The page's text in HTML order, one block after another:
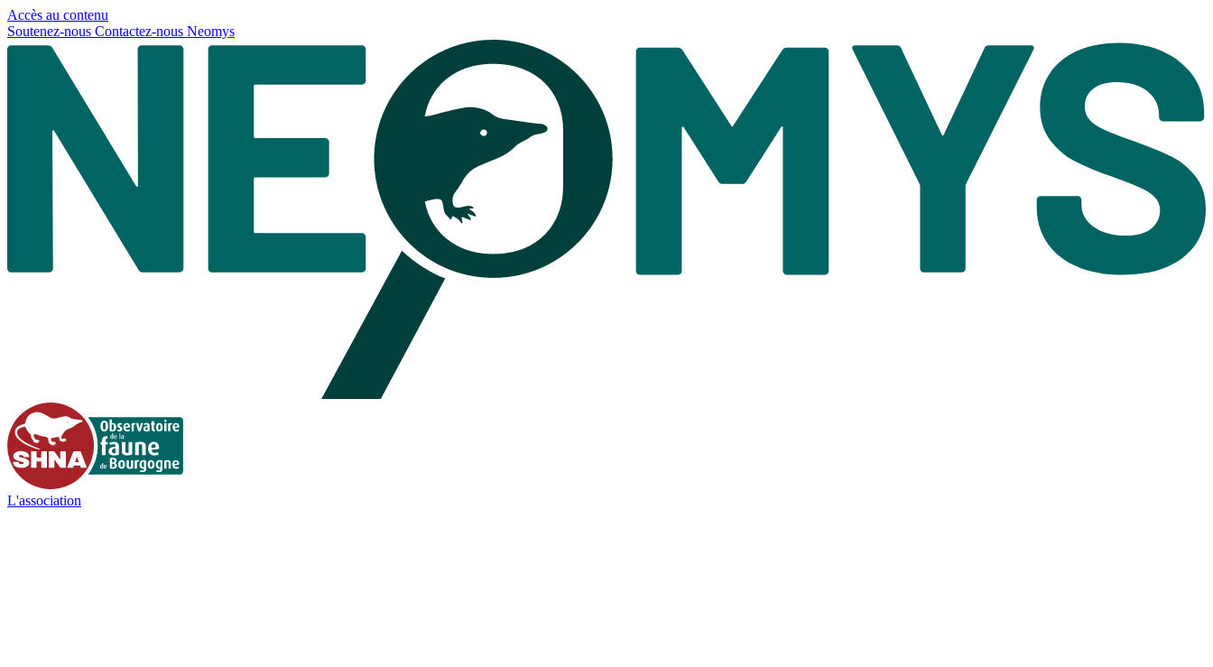
Accès au contenu
Soutenez-nous Contactez-nous Neomys
L'association
Panneau de gestion des cookies